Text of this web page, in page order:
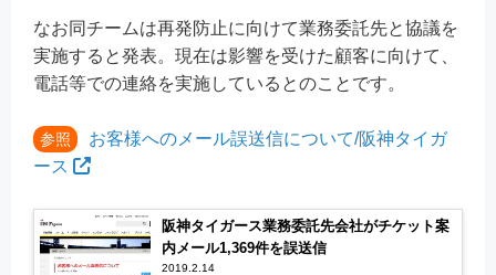
なお同チームは再発防止に向けて業務委託先と協議を
実施すると発表。現在は影響を受けた顧客に向けて、
電話等での連絡を実施しているとのことです。
参照
お客様へのメール誤送信について/阪神タイガ
ース
阪神タイガース業務委託先会社がチケット案
内メール1,369件を誤送信
2019.2.14